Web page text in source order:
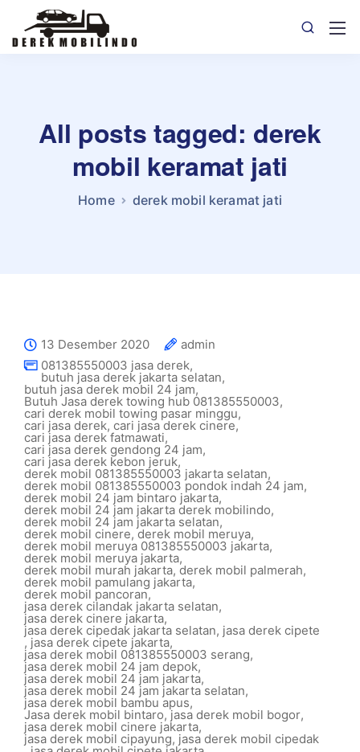
All posts tagged: derek
mobil keramat jati
Home derek mobil keramat jati
13 Desember 2020
admin
081385550003 jasa derek,
butuh jasa derek jakarta selatan,
butuh jasa derek mobil 24 jam,
Butuh Jasa derek towing hub 081385550003,
cari derek mobil towing pasar minggu,
cari jasa derek, cari jasa derek cinere,
cari jasa derek fatmawati,
cari jasa derek gendong 24 jam,
cari jasa derek kebon jeruk,
derek mobil 081385550003 jakarta selatan,
derek mobil 081385550003 pondok indah 24 jam,
derek mobil 24 jam bintaro jakarta,
derek mobil 24 jam jakarta derek mobilindo,
derek mobil 24 jam jakarta selatan,
derek mobil cinere,derek mobil meruya,
derek mobil meruya 081385550003 jakarta,
derek mobil meruya jakarta,
derek mobil murah jakarta, derek mobil palmerah,
derek mobil pamulang jakarta,
derek mobil pancoran,
jasa derek cilandak jakarta selatan,
jasa derek cinere jakarta,
jasa derek cipedak jakarta selatan, jasa derek cipete
, jasa derek cipete jakarta,
jasa derek mobil 081385550003 serang,
jasa derek mobil 24 jam depok,
jasa derek mobil 24 jam jakarta,
jasa derek mobil 24 jam jakarta selatan,
jasa derek mobil bambu apus,
Jasa derek mobil bintaro,jasa derek mobil bogor,
jasa derek mobil cinere jakarta,
jasa derek mobil cipayung, jasa derek mobil cipedak